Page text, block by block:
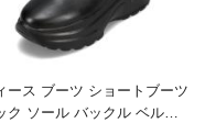
ース ブーツ ショートブーツ
ク ソール バックル ベルト